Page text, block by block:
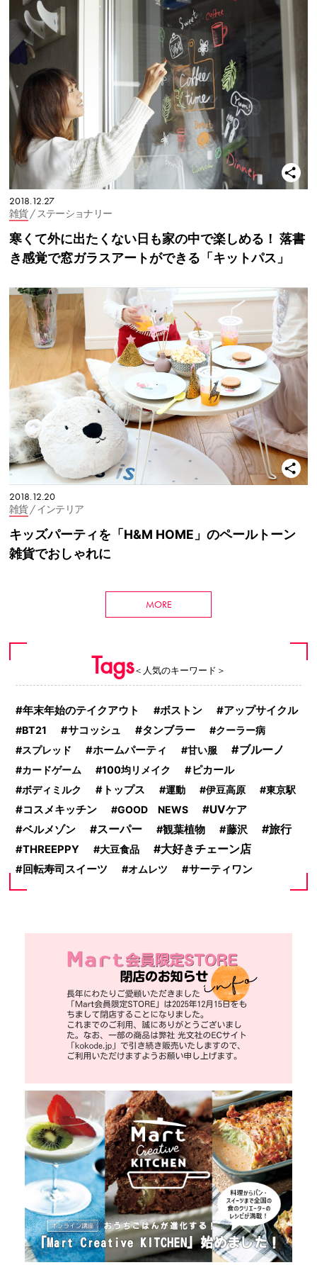
2018.12.27
雑貨/ ステーショナリー
寒くて外に出たくない日も家の中で楽しめる！ 落書
き感覚で窓ガラスアートができる「キットパス」
2018.12.20
雑貨/ インテリア
キッズパーティを「H&M HOME」のペールトーン
雑貨でおしゃれに
MORE
Tags＜人気のキーワード＞
年末年始のテイクアウト ボストン アップサイクル
BT21 サコッシュ タンブラー
クーラー病
スプレッド
ホームパーティ 甘い服 ブルーノ
カードゲーム 100均リメイク ピカール
ボディミルク トップス 運動 伊豆高原 東京駅
コスメキッチン GOOD NEWS UVケア
ベルメゾン スーパー 観葉植物 藤沢 旅行
THREEPPY 大豆食品 大好きチェーン店
回転寿司スイーツ オムレツ サーティワン